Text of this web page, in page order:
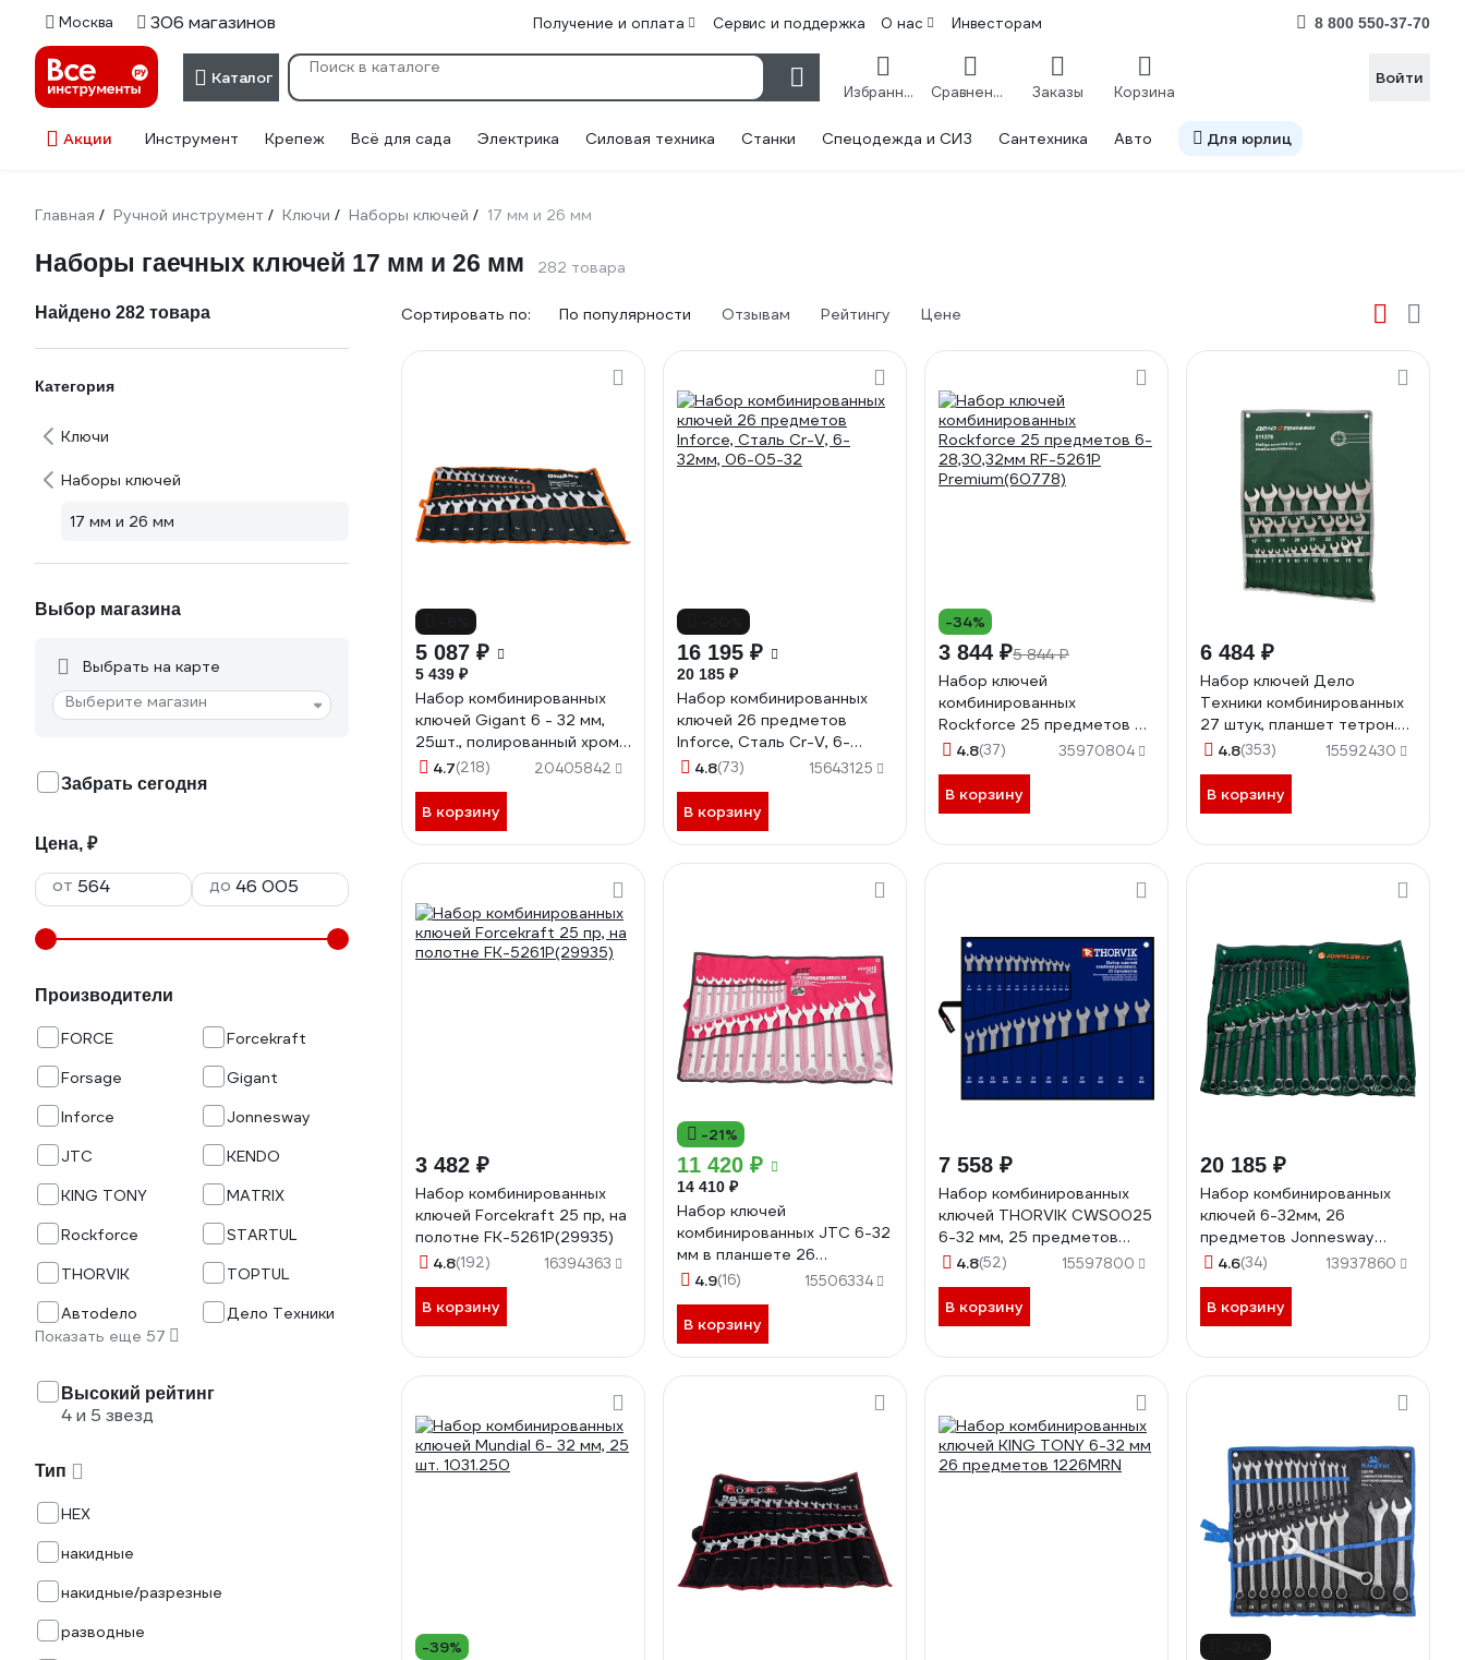
Москва 306 магазинов Получение и оплата Сервис и поддержка О нас Инвесторам 8 800 550-37-70
Каталог
Избранное Сравнение Заказы Корзина
Войти
Акции Инструмент Крепеж Всё для сада Электрика Силовая техника Станки Спецодежда и СИЗ Сантехника Авто Для юрлиц
Главная / Ручной инструмент / Ключи / Наборы ключей / 17 мм и 26 мм
Наборы гаечных ключей 17 мм и 26 мм 282 товара
Найдено 282 товара
Категория
Ключи
Наборы ключей
17 мм и 26 мм
Выбор магазина
Выбрать на карте
Выберите магазин
Забрать сегодня
Цена, ₽
от до
Производители
FORCE
Forcekraft
Forsage
Gigant
Inforce
Jonnesway
JTC
KENDO
KING TONY
MATRIX
Rockforce
STARTUL
THORVIK
TOPTUL
Автоdело
Дело Техники
Показать еще 57
Высокий рейтинг
4 и 5 звезд
Тип
HEX
накидные
накидные/разрезные
разводные
Сортировать по: По популярности Отзывам Рейтингу Цене
5 087 ₽
5 439 ₽
Набор комбинированных
ключей Gigant 6 - 32 мм,
25шт., полированный хром,
Сталь Cr-V, 6-32мм,
4.7(218) 20405842
В корзину
16 195 ₽
20 185 ₽
Набор комбинированных
ключей 26 предметов
Inforce, Сталь Cr-V, 6-
32мм, 06-05-32
4.8(73) 15643125
В корзину
-34%
3 844 ₽5 844 ₽
Набор ключей
комбинированных
Rockforce 25 предметов 6-
28,30,32мм RF-5261P
4.8(37) 35970804
В корзину
6 484 ₽
Набор ключей Дело
Техники комбинированных
27 штук, планшет тетрон.
511270
4.8(353) 15592430
В корзину
3 482 ₽
Набор комбинированных
ключей Forcekraft 25 пр, на
полотне FK-5261P(29935)
4.8(192) 16394363
В корзину
-21%
11 420 ₽
14 410 ₽
Набор ключей
комбинированных JTC 6-32
мм в планшете 26
предметов, AE2426S
4.9(16) 15506334
В корзину
7 558 ₽
Набор комбинированных
ключей THORVIK CWS0025
6-32 мм, 25 предметов
52049
4.8(52) 15597800
В корзину
20 185 ₽
Набор комбинированных
ключей 6-32мм, 26
предметов Jonnesway
W26126S
4.6(34) 13937860
В корзину
-39%